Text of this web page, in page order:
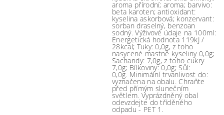
aroma přírodní; aroma; barvivo:
beta karoten; antioxidant:
kyselina askorbová; konzervant:
sorban draselný, benzoan
sodný. Výživové údaje na 100ml:
Energetická hodnota 119kJ /
28kcal; Tuky: 0,0g, z toho
nasycené mastné kyseliny 0,0g;
Sacharidy: 7,0g, z toho cukry
7,0g; Bílkoviny: 0,0g; Sůl:
0,0g. Minimální trvanlivost do:
vyznačena na obalu. Chraňte
před přímým slunečním
světlem. Vyprázdněný obal
odevzdejte do tříděného
odpadu - PET 1.